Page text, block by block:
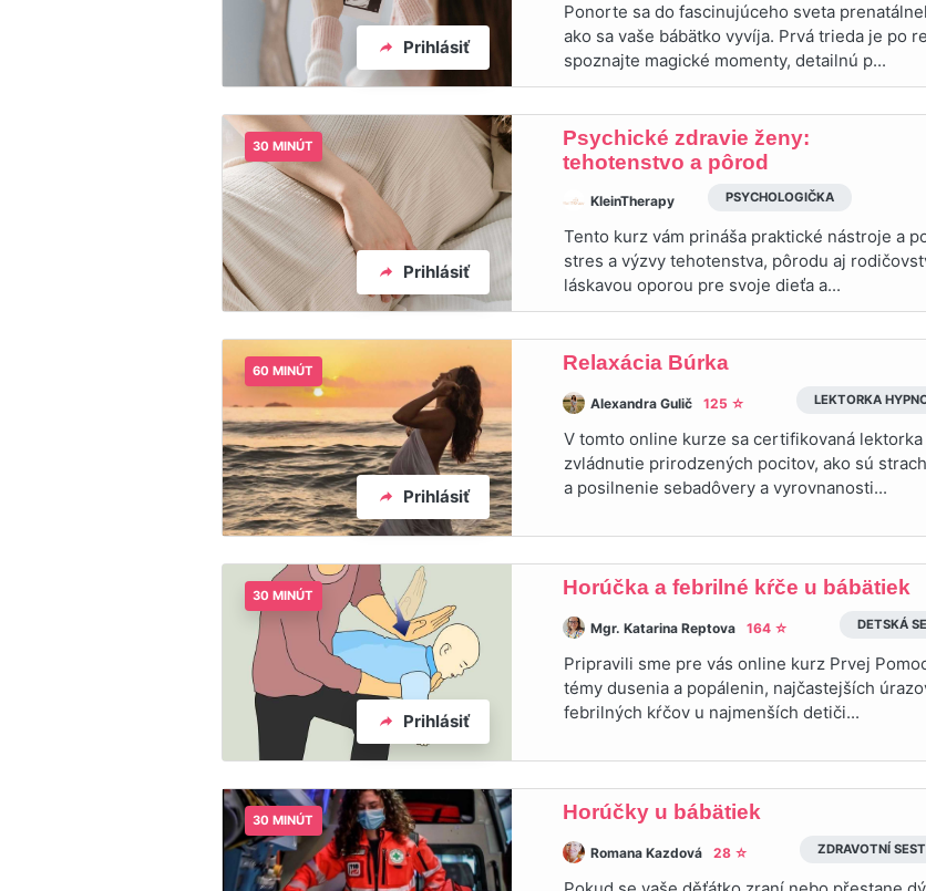
Prihlásiť
Ponorte sa do fascinujúceho sveta
ako sa vaše bábätko vyvíja. Prvá trieda je po
spoznajte magické momenty, detailnú p...
30 MINÚT
Prihlásiť
Psychické zdravie ženy:
tehotenstvo a pôrod
KleinTherapy PSYCHOLOGIČKA
Tento kurz vám prináša praktické nástroje a
stres a výzvy tehotenstva, pôrodu aj
láskavou oporou pre svoje dieťa a...
60 MINÚT
Prihlásiť
Relaxácia Búrka
Alexandra Gulič 125 ☆ LEKTORKA
V tomto online kurze sa certifikovaná
zvládnutie prirodzených pocitov, ako sú
a posilnenie sebadôvery a vyrovnanosti...
30 MINÚT
Prihlásiť
Horúčka a febrilné kŕče u bábätiek
Mgr. Katarina Reptova 164 ☆ DETSKÁ
Pripravili sme pre vás online kurz Prvej
témy dusenia a popálenin, najčastejších
febrilných kŕčov u najmenších detiči...
30 MINÚT Horúčky u bábätiek
Romana Kazdová 28 ☆ ZDRAVOTNÍ